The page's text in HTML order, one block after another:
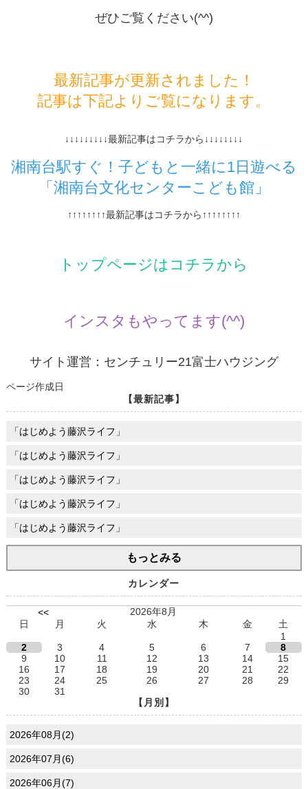
ぜひご覧ください(^^)
最新記事が更新されました！
記事は下記よりご覧になります。
↓↓↓↓↓↓↓↓↓最新記事はコチラから↓↓↓↓↓↓↓↓
湘南台駅すぐ！子どもと一緒に1日遊べる
「湘南台文化センターこども館」
↑↑↑↑↑↑↑↑最新記事はコチラから↑↑↑↑↑↑↑↑
トップページはコチラから
インスタもやってます(^^)
サイト運営：センチュリー21富士ハウジング
ページ作成日
【最新記事】
「はじめよう藤沢ライフ」
「はじめよう藤沢ライフ」
「はじめよう藤沢ライフ」
「はじめよう藤沢ライフ」
「はじめよう藤沢ライフ」
もっとみる
カレンダー
<<
2026年8月
日
月 火 水 木 金
土
1
2
3 4 5 6 7
8
9
10 11 12 13 14
15
16
17 18 19 20 21
22
23
24 25 26 27 28
29
30
31
【月別】
2026年08月(2)
2026年07月(6)
2026年06月(7)